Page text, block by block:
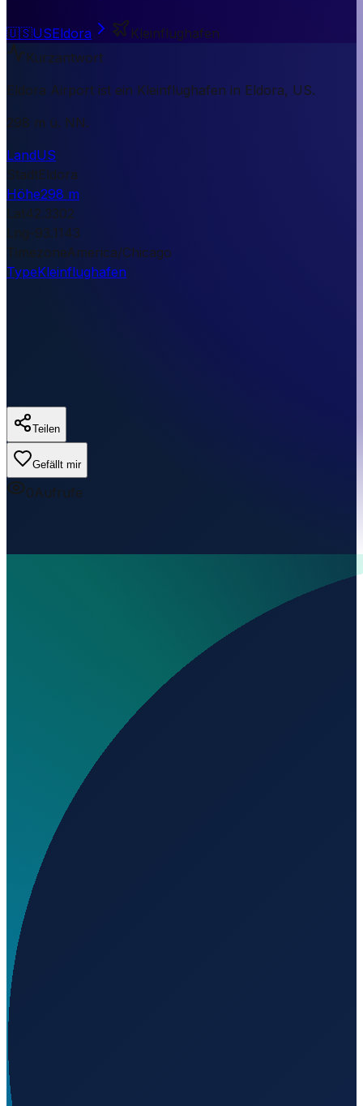
🇺🇸USEldora
Kleinflughafen
Kurzantwort
Eldora Airport ist ein Kleinflughafen in Eldora, US.
298 m ü. NN.
LandUS
StadtEldora
Höhe298 m
Lat42.3302
Lng-93.1143
TimezoneAmerica/Chicago
TypeKleinflughafen
Teilen
Gefällt mir
0Aufrufe
Wo liegt Eldora Airport?
Auf welcher Höhe liegt Eldora Airport?
Wird geladen...
42.33018
298
Los Angeles